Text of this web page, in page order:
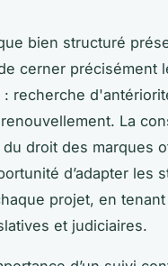
bien structuré
cerner précisément
: recherche
La
droit des marques
d’adapter les
projet, en
et judiciaires.